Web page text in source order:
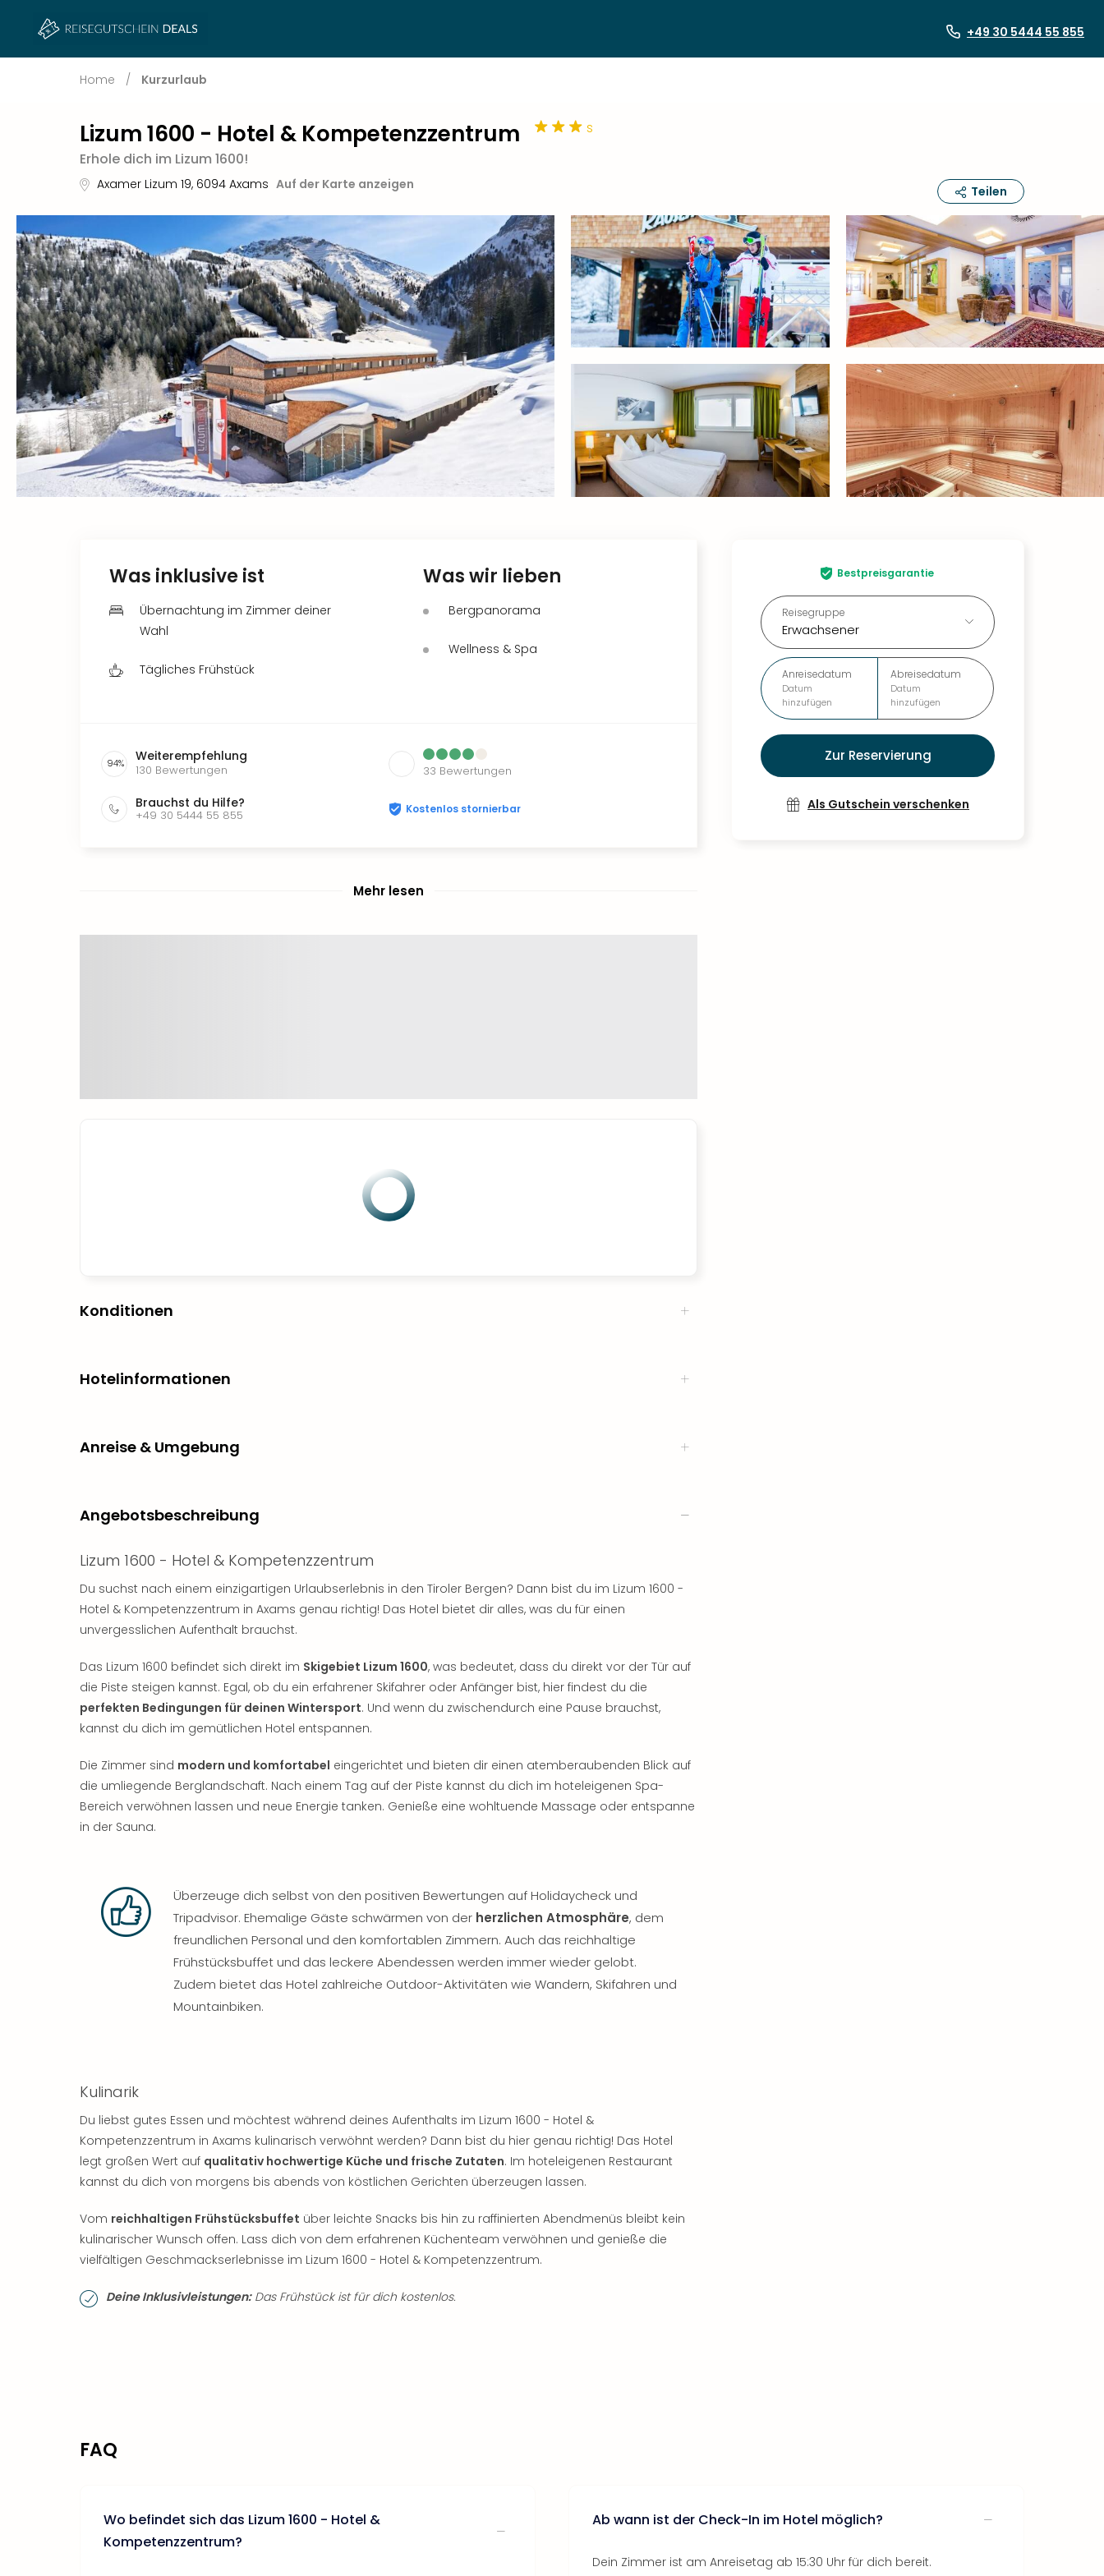
+49 30 5444 55 855
Home / Kurzurlaub
Lizum 1600 - Hotel & Kompetenzzentrum
s
Erhole dich im Lizum 1600!
Axamer Lizum 19, 6094 Axams Auf der Karte anzeigen Teilen
Bestpreisgarantie
Reisegruppe
Erwachsener
Anreisedatum
Datum
hinzufügen
Abreisedatum
Datum
hinzufügen
Zur Reservierung
Als Gutschein verschenken
Was inklusive ist
Übernachtung im Zimmer deiner
Wahl
Tägliches Frühstück
Was wir lieben
Bergpanorama
Wellness & Spa
94% Weiterempfehlung
130 Bewertungen 33 Bewertungen
Brauchst du Hilfe?
+49 30 5444 55 855 Kostenlos stornierbar
Mehr lesen
Konditionen
Hotelinformationen
Anreise & Umgebung
Angebotsbeschreibung
Lizum 1600 - Hotel & Kompetenzzentrum
Du suchst nach einem einzigartigen Urlaubserlebnis in den Tiroler Bergen? Dann bist du im Lizum 1600 -
Hotel & Kompetenzzentrum in Axams genau richtig! Das Hotel bietet dir alles, was du für einen
unvergesslichen Aufenthalt brauchst.
Das Lizum 1600 befindet sich direkt im Skigebiet Lizum 1600, was bedeutet, dass du direkt vor der Tür auf
die Piste steigen kannst. Egal, ob du ein erfahrener Skifahrer oder Anfänger bist, hier findest du die
perfekten Bedingungen für deinen Wintersport. Und wenn du zwischendurch eine Pause brauchst,
kannst du dich im gemütlichen Hotel entspannen.
Die Zimmer sind modern und komfortabel eingerichtet und bieten dir einen atemberaubenden Blick auf
die umliegende Berglandschaft. Nach einem Tag auf der Piste kannst du dich im hoteleigenen Spa-
Bereich verwöhnen lassen und neue Energie tanken. Genieße eine wohltuende Massage oder entspanne
in der Sauna.
Überzeuge dich selbst von den positiven Bewertungen auf Holidaycheck und
Tripadvisor. Ehemalige Gäste schwärmen von der herzlichen Atmosphäre, dem
freundlichen Personal und den komfortablen Zimmern. Auch das reichhaltige
Frühstücksbuffet und das leckere Abendessen werden immer wieder gelobt.
Zudem bietet das Hotel zahlreiche Outdoor-Aktivitäten wie Wandern, Skifahren und
Mountainbiken.
Kulinarik
Du liebst gutes Essen und möchtest während deines Aufenthalts im Lizum 1600 - Hotel &
Kompetenzzentrum in Axams kulinarisch verwöhnt werden? Dann bist du hier genau richtig! Das Hotel
legt großen Wert auf qualitativ hochwertige Küche und frische Zutaten. Im hoteleigenen Restaurant
kannst du dich von morgens bis abends von köstlichen Gerichten überzeugen lassen.
Vom reichhaltigen Frühstücksbuffet über leichte Snacks bis hin zu raffinierten Abendmenüs bleibt kein
kulinarischer Wunsch offen. Lass dich von dem erfahrenen Küchenteam verwöhnen und genieße die
vielfältigen Geschmackserlebnisse im Lizum 1600 - Hotel & Kompetenzzentrum.
Deine Inklusivleistungen:Das Frühstück ist für dich kostenlos.
FAQ
Wo befindet sich das Lizum 1600 - Hotel &
Kompetenzzentrum?
Ab wann ist der Check-In im Hotel möglich?
Dein Zimmer ist am Anreisetag ab 15:30 Uhr für dich bereit.